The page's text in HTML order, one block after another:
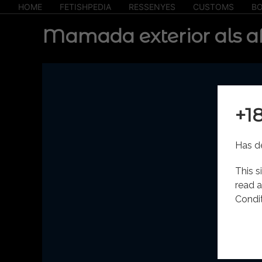
HOME FETISHPEDIA RESSENYES CUSTOMS
Mamada exterior als
Has
This
read